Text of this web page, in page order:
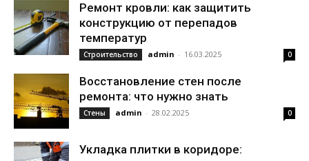
Ремонт кровли: как защитить
конструкцию от перепадов
температур
Строительство admin - 16.03.2025 0
Восстановление стен после
ремонта: что нужно знать
Стены admin - 28.02.2025 0
Укладка плитки в коридоре: